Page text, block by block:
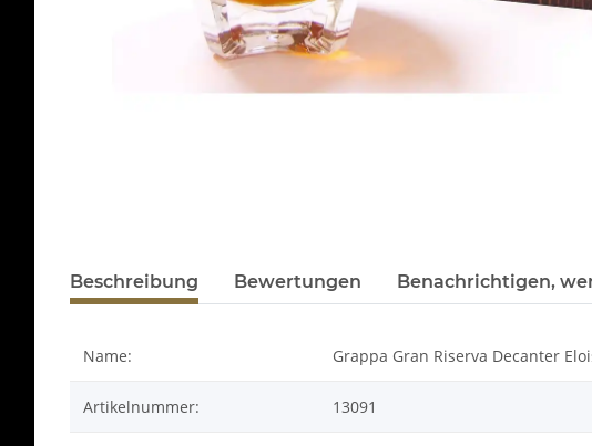
Beschreibung Bewertungen Benachrichtigen,
Name: Grappa Gran Riserva Decanter
Artikelnummer: 13091